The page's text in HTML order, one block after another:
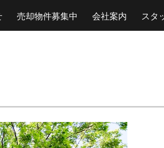
売却物件募集中 会社案内 スタ